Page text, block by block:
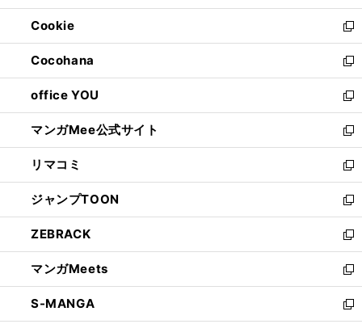
開
く
ウ
で
開
く
ン
ド
ウ
で
開
く
ウ
ィ
ン
ド
ウ
で
開
く
Cookie
新
し
い
ウ
ィ
ン
ド
ウ
で
開
く
Cocohana
新
し
い
ウ
ィ
ン
ド
ウ
で
開
く
office YOU
新
し
い
ウ
ィ
ン
ド
ウ
で
開
く
マンガMee公式サイト
新
し
い
ウ
ィ
ン
ド
ウ
で
開
く
リマコミ
新
し
い
ウ
ィ
ン
ド
ウ
で
開
ジャンプTOON
新
し
い
ウ
ィ
ン
ド
ZEBRACK
新
し
い
ウ
ィ
マンガMeets
新
し
い
S-MANGA
新